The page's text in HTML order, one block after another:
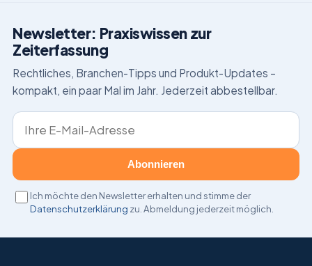
Newsletter: Praxiswissen zur
Zeiterfassung
Rechtliches, Branchen-Tipps und Produkt-Updates –
kompakt, ein paar Mal im Jahr. Jederzeit abbestellbar.
E-Mail-Adresse
Abonnieren
Ich möchte den Newsletter erhalten und stimme der
Datenschutzerklärung zu. Abmeldung jederzeit möglich.